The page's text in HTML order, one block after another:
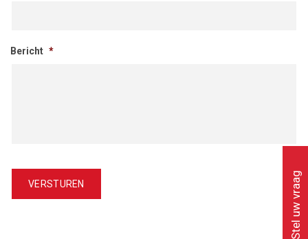
Bericht *
Stel uw vraag